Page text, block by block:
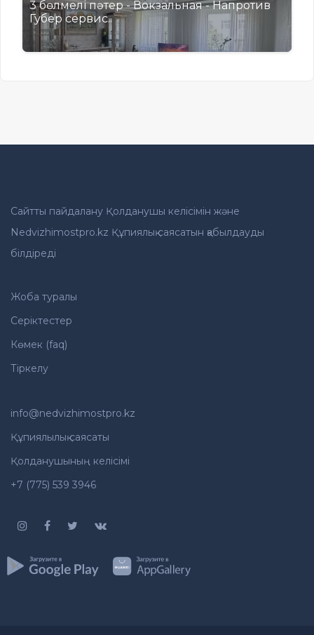
3 бөлмелі пәтер - Вокзальная - Напротив
Губер сервис..
Сайтты пайдалану Қолданушы келісімін және
Nedvizhimostpro.kz Құпиялық саясатын қабылдауды
білдіреді
Жоба туралы
Серіктестер
Көмек (faq)
Тіркелу
info@nedvizhimostpro.kz
Құпиялылық саясаты
Қолданушының келісімі
+7 (775) 539 3946